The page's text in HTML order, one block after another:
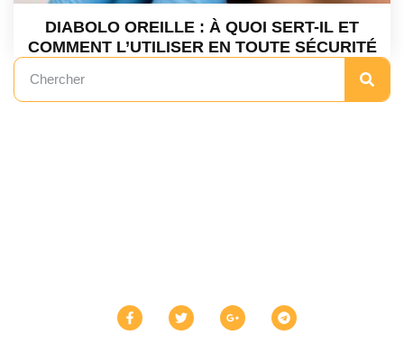
DIABOLO OREILLE : À QUOI SERT-IL ET
COMMENT L’UTILISER EN TOUTE SÉCURITÉ